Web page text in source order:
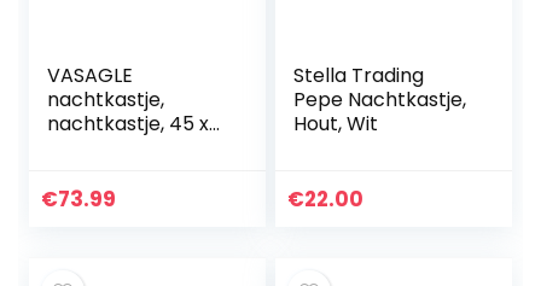
VASAGLE
nachtkastje,
nachtkastje, 45 x
laden en open
€73.99
Stella Trading
Pepe Nachtkastje,
Hout, Wit
€22.00